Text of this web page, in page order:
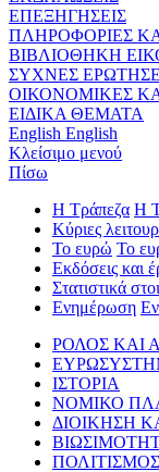
ΕΠΕΞΗΓΗΣΕΙΣ
ΠΛΗΡΟΦΟΡΙΕΣ
ΒΙΒΛΙΟΘΗΚΗ
ΣΥΧΝΕΣ
ΟΙΚΟΝΟΜΙΚΕΣ
ΕΙΔΙΚΑ ΘΕΜΑΤΑ
English English
Κλείσιμο μενού
Πίσω
Η Τράπεζα Η
Κύριες
Το ευρώ Το
Εκδόσεις και
Στατιστικά
Ενημέρωση
ΡΟΛΟΣ ΚΑΙ
ΙΣΤΟΡΙΑ
ΝΟΜΙΚΟ
ΔΙΟΙΚΗΣΗ
ΠΟΛΙΤΙΣΜΟΣ